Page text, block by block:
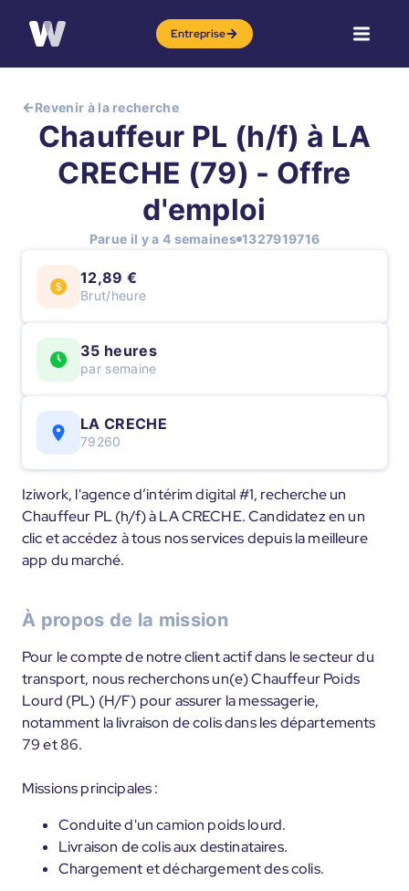
Entreprise
Revenir à la recherche
Chauffeur PL (h/f) à LA
CRECHE (79) - Offre
d'emploi
Parue il y a 4 semaines 1327919716
12,89 €
Brut/heure
35 heures
par semaine
LA CRECHE
79260
Iziwork, l'agence d’intérim digital #1, recherche un
Chauffeur PL (h/f) à LA CRECHE. Candidatez en un
clic et accédez à tous nos services depuis la meilleure
app du marché.
À propos de la mission
Pour le compte de notre client actif dans le secteur du
transport, nous recherchons un(e) Chauffeur Poids
Lourd (PL) (H/F) pour assurer la messagerie,
notamment la livraison de colis dans les départements
79 et 86.
Missions principales :
Conduite d'un camion poids lourd.
Livraison de colis aux destinataires.
Chargement et déchargement des colis.